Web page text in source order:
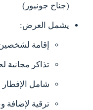
(جناح جونيور)
يشمل العرض:
إقامة لشخصين
تذاكر مجانية
شامل الإفطار